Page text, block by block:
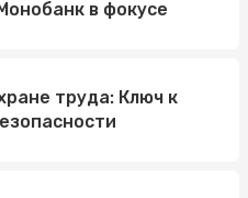
в фокусе
труда: Ключ к